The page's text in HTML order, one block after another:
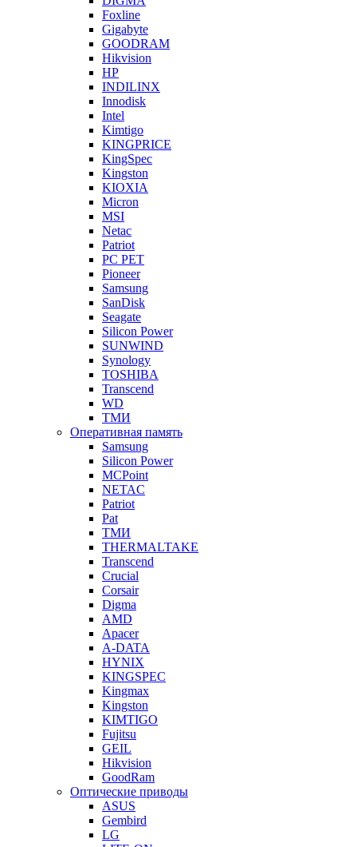
Foxline
Gigabyte
GOODRAM
Hikvision
HP
INDILINX
Innodisk
Intel
Kimtigo
KINGPRICE
KingSpec
Kingston
KIOXIA
Micron
MSI
Netac
Patriot
PC PET
Pioneer
Samsung
SanDisk
Seagate
Silicon Power
SUNWIND
Synology
TOSHIBA
Transcend
WD
ТМИ
Оперативная память
Samsung
Silicon Power
MCPoint
NETAC
Patriot
Pat
ТМИ
THERMALTAKE
Transcend
Crucial
Corsair
Digma
AMD
Apacer
A-DATA
HYNIX
KINGSPEC
Kingmax
Kingston
KIMTIGO
Fujitsu
GEIL
Hikvision
GoodRam
Оптические приводы
ASUS
Gembird
LG